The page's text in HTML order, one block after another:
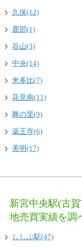
久保(12)
鹿部(1)
谷山(3)
中央(14)
米多比(7)
花見南(11)
舞の里(9)
薬王寺(6)
美明(17)
新宮中央駅(古
地売買実績を調
ししぶ駅(47)